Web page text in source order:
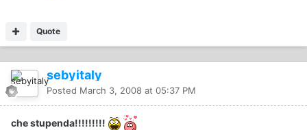
Quote
sebyitaly
Posted March 3, 2008 at 05:37 PM
che stupenda!!!!!!!!!